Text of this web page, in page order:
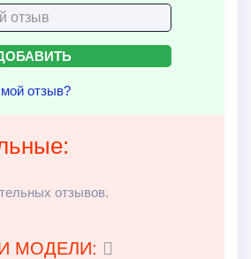
отзыв?
отзывов.
МОДЕЛИ: